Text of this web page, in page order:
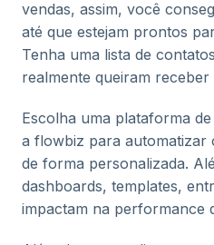
vendas, assim, você
até que estejam prontos
Tenha uma lista de
realmente queiram
Escolha uma plataforma
a flowbiz para automatizar
de forma personalizada.
dashboards, templates,
impactam na performance